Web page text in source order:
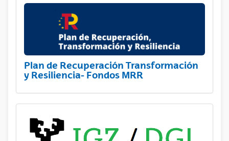
Plan de Recuperación Transformación
y Resiliencia- Fondos MRR